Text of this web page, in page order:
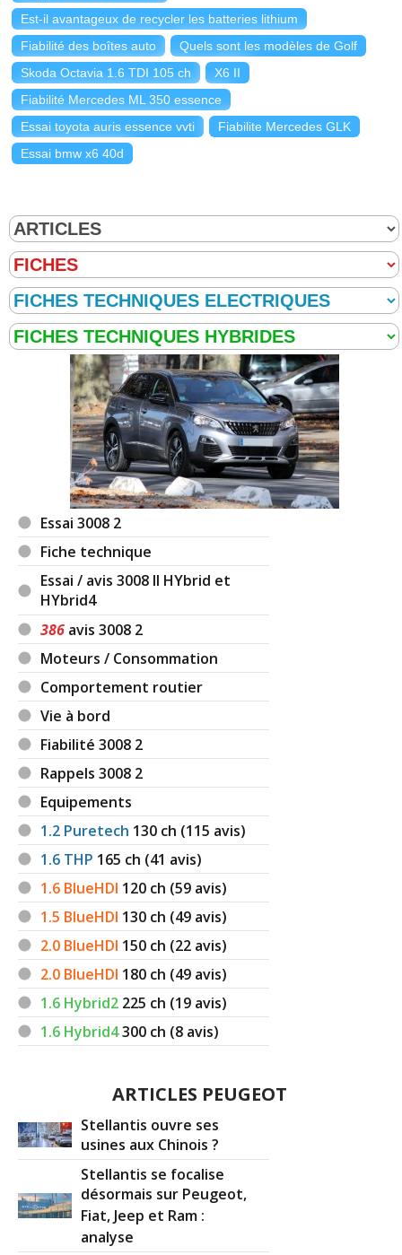
Est-il avantageux de recycler les batteries lithium
Fiabilité des boîtes auto
Quels sont les modèles de Golf
Skoda Octavia 1.6 TDI 105 ch
X6 II
Fiabilité Mercedes ML 350 essence
Essai toyota auris essence vvti
Fiabilite Mercedes GLK
Essai bmw x6 40d
Essai 3008 2
Fiche technique
Essai / avis 3008 II HYbrid et
HYbrid4
386 avis 3008 2
Moteurs / Consommation
Comportement routier
Vie à bord
Fiabilité 3008 2
Rappels 3008 2
Equipements
1.2 Puretech 130 ch (115 avis)
1.6 THP 165 ch (41 avis)
1.6 BlueHDI 120 ch (59 avis)
1.5 BlueHDI 130 ch (49 avis)
2.0 BlueHDI 150 ch (22 avis)
2.0 BlueHDI 180 ch (49 avis)
1.6 Hybrid2 225 ch (19 avis)
1.6 Hybrid4300 ch (8 avis)
ARTICLES PEUGEOT
Stellantis ouvre ses
usines aux Chinois ?
Stellantis se focalise
désormais sur Peugeot,
Fiat, Jeep et Ram :
analyse